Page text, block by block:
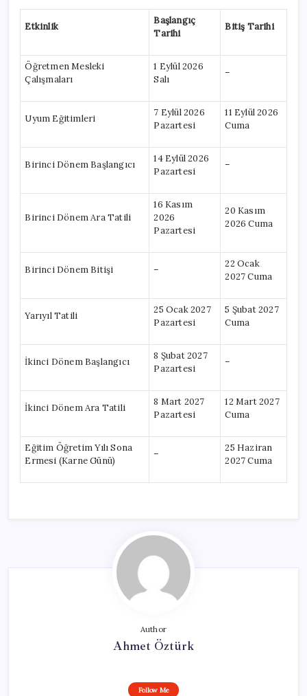
Etkinlik
Başlangıç
Tarihi
Bitiş Tarihi
Öğretmen Mesleki
Çalışmaları
1 Eylül 2026
Salı
–
Uyum Eğitimleri
7 Eylül 2026
Pazartesi
11 Eylül 2026
Cuma
Birinci Dönem Başlangıcı
14 Eylül 2026
Pazartesi
–
Birinci Dönem Ara Tatili
16 Kasım
2026
Pazartesi
20 Kasım
2026 Cuma
Birinci Dönem Bitişi –
22 Ocak
2027 Cuma
Yarıyıl Tatili
25 Ocak 2027
Pazartesi
5 Şubat 2027
Cuma
İkinci Dönem Başlangıcı
8 Şubat 2027
Pazartesi
–
İkinci Dönem Ara Tatili
8 Mart 2027
Pazartesi
12 Mart 2027
Cuma
Eğitim Öğretim Yılı Sona
Ermesi (Karne Günü)
–
25 Haziran
2027 Cuma
Author
Ahmet Öztürk
Follow Me